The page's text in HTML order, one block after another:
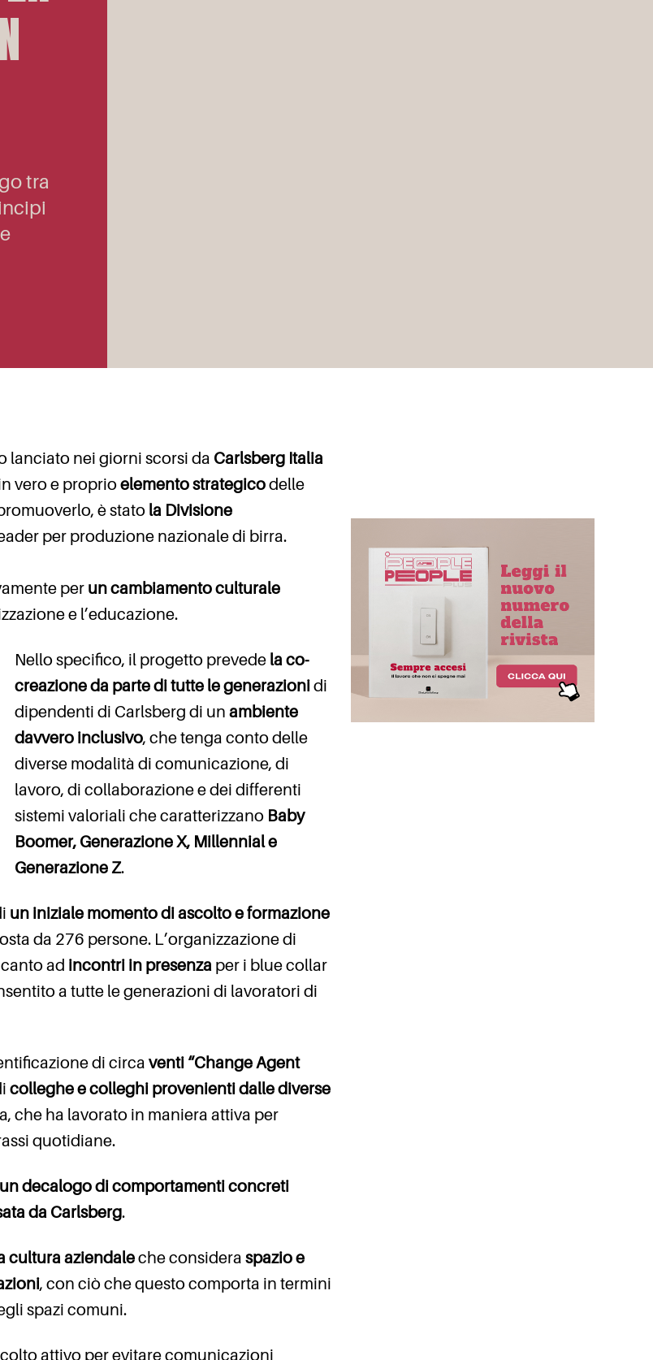
tra
lanciato nei giorni scorsi da Carlsberg Italia
vero e proprioelemento strategicodelle
è stato la Divisione
per produzione nazionale di birra.
per un cambiamento culturale
e l’educazione.
Nello specifico, il progetto prevede la co-
creazione da parte di tutte le generazionidi
dipendenti di Carlsberg di un ambiente
davvero inclusivo, che tenga conto delle
diverse modalità di comunicazione, di
lavoro, di collaborazione e dei differenti
sistemi valoriali che caratterizzano Baby
Boomer, Generazione X, Millennial e
Generazione Z.
un iniziale momento di ascolto e formazione
da 276 persone. L’organizzazione di
ad incontri in presenza per i blue collar
a tutte le generazioni di lavoratori di
di circa venti “Change Agent
colleghe e colleghi provenienti dalle diverse
che ha lavorato in maniera attiva per
quotidiane.
un decalogo di comportamenti concreti
da Carlsberg.
cultura aziendaleche considera spazio e
, con ciò che questo comporta in termini
spazi comuni.
attivo per evitare comunicazioni